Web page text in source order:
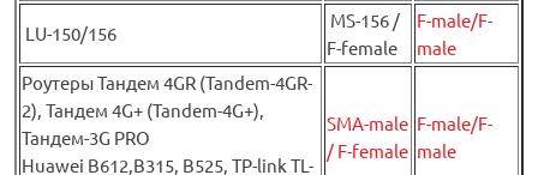
LU-150/156
MS-156 /
F-female
F-male/F-
male
Роутеры Тандем 4GR (Tandem-4GR-
2), Тандем 4G+ (Tandem-4G+),
Тандем-3G PRO
Huawei B612,B315, B525, TP-link TL-
SMA-male
/ F-female
F-male/F-
male